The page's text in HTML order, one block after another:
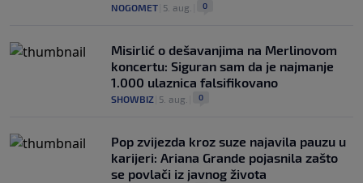
NOGOMET 5. aug. 0
Misirlić o dešavanjima na Merlinovom
koncertu: Siguran sam da je najmanje
1.000 ulaznica falsifikovano
SHOWBIZ 5. aug. 0
Pop zvijezda kroz suze najavila pauzu u
karijeri: Ariana Grande pojasnila zašto
se povlači iz javnog života